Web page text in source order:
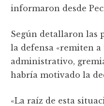
informaron desde
Según detallaron las
la defensa «remiten
administrativo,
habría motivado la
«La raíz de esta